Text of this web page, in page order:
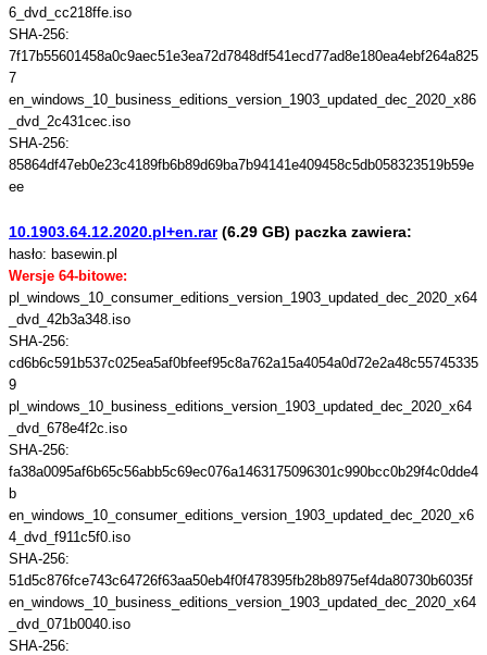
6_dvd_cc218ffe.iso
SHA-256:
7f17b55601458a0c9aec51e3ea72d7848df541ecd77ad8e180ea4ebf264a825
7
en_windows_10_business_editions_version_1903_updated_dec_2020_x86
_dvd_2c431cec.iso
SHA-256:
85864df47eb0e23c4189fb6b89d69ba7b94141e409458c5db058323519b59e
ee
10.1903.64.12.2020.pl+en.rar (6.29 GB) paczka zawiera:
hasło: basewin.pl
Wersje 64-bitowe:
pl_windows_10_consumer_editions_version_1903_updated_dec_2020_x64
_dvd_42b3a348.iso
SHA-256:
cd6b6c591b537c025ea5af0bfeef95c8a762a15a4054a0d72e2a48c55745335
9
pl_windows_10_business_editions_version_1903_updated_dec_2020_x64
_dvd_678e4f2c.iso
SHA-256:
fa38a0095af6b65c56abb5c69ec076a1463175096301c990bcc0b29f4c0dde4
b
en_windows_10_consumer_editions_version_1903_updated_dec_2020_x6
4_dvd_f911c5f0.iso
SHA-256:
51d5c876fce743c64726f63aa50eb4f0f478395fb28b8975ef4da80730b6035f
en_windows_10_business_editions_version_1903_updated_dec_2020_x64
_dvd_071b0040.iso
SHA-256: